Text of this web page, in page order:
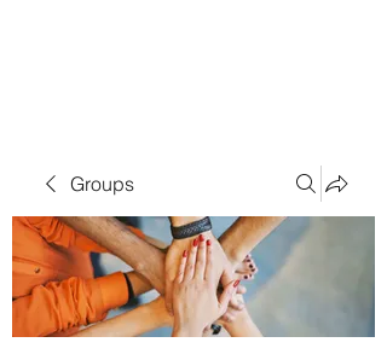
Groups